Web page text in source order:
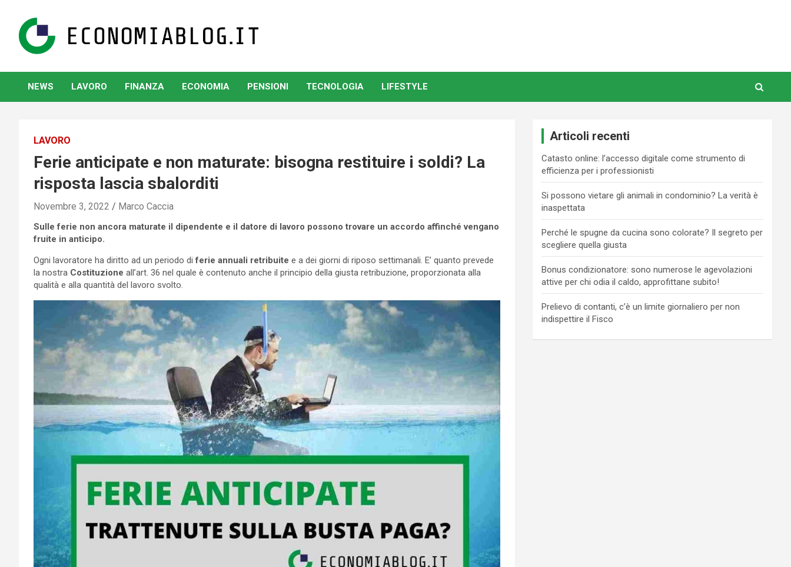
content
www.economiablog.it
NEWS LAVORO FINANZA ECONOMIA PENSIONI TECNOLOGIA LIFESTYLE
LAVORO
Ferie anticipate e non maturate: bisogna restituire i soldi? La
risposta lascia sbalorditi
Novembre 3, 2022 Marco Caccia
Sulle ferie non ancora maturate il dipendente e il datore di lavoro possono trovare un accordo affinché vengano
fruite in anticipo.
Ogni lavoratore ha diritto ad un periodo diferie annuali retribuite e a dei giorni di riposo settimanali. E’ quanto prevede
la nostra Costituzione all’art. 36 nel quale è contenuto anche il principio della giusta retribuzione, proporzionata alla
qualità e alla quantità del lavoro svolto.
Articoli recenti
Catasto online: l’accesso digitale come strumento di
efficienza per i professionisti
Si possono vietare gli animali in condominio? La verità è
inaspettata
Perché le spugne da cucina sono colorate? Il segreto per
scegliere quella giusta
Bonus condizionatore: sono numerose le agevolazioni
attive per chi odia il caldo, approfittane subito!
Prelievo di contanti, c’è un limite giornaliero per non
indispettire il Fisco